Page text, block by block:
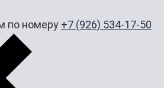
по номеру +7 (926) 534-17-50